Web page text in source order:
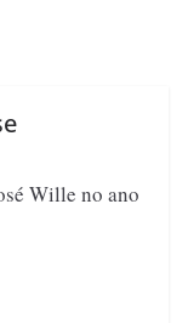
Wille no ano